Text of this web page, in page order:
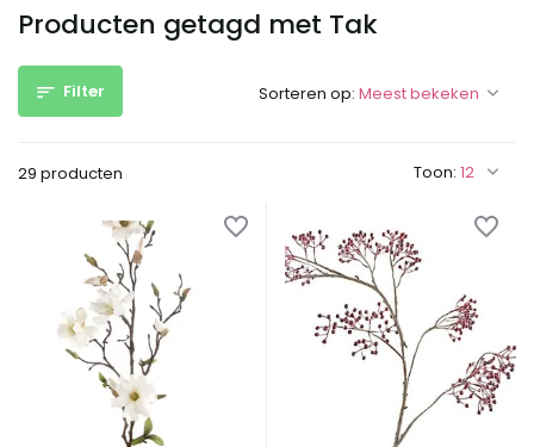
Producten getagd met Tak
Filter
29 producten Toon:
Sorteren op: